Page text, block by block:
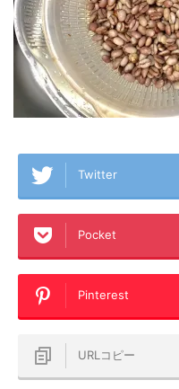
Twitter
Pocket
Pinterest
URLコピー